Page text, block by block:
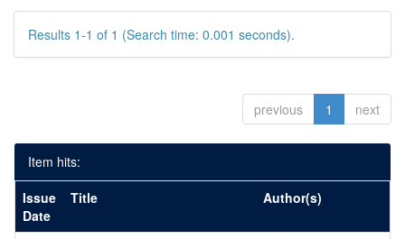
Results 1-1 of 1 (Search time: 0.001 seconds).
previous 1 next
Item hits:
Issue
Date
Title Author(s)